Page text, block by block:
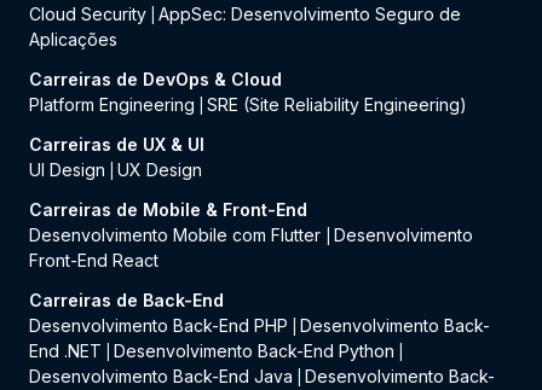
Cloud Security AppSec: Desenvolvimento Seguro de
Aplicações
Carreiras de DevOps & Cloud
Platform Engineering
SRE (Site Reliability Engineering)
Carreiras de UX & UI
UI Design
UX Design
Carreiras de Mobile & Front-End
Desenvolvimento Mobile com Flutter
Desenvolvimento
Front-End React
Carreiras de Back-End
Desenvolvimento Back-End PHP
Desenvolvimento Back-
End .NET
Desenvolvimento Back-End Python
Desenvolvimento Back-End Java
Desenvolvimento Back-